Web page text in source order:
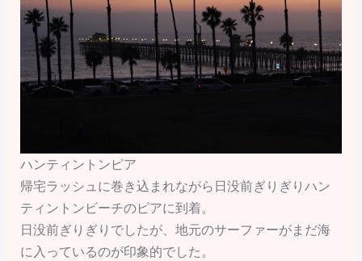
ハンティントンピア
帰宅ラッシュに巻き込まれながら日没前ぎりぎりハン
ティントンビーチのピアに到着。
日没前ぎりぎりでしたが、地元のサーファーがまだ海
に入っているのが印象的でした。